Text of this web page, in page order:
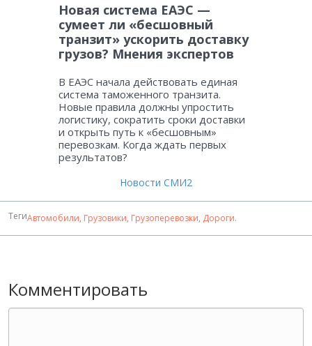
Новая система ЕАЭС —
сумеет ли «бесшовный
транзит» ускорить доставку
грузов? Мнения экспертов
В ЕАЭС начала действовать единая
система таможенного транзита.
Новые правила должны упростить
логистику, сократить сроки доставки
и открыть путь к «бесшовным»
перевозкам. Когда ждать первых
результатов?
Новости СМИ2
ТегиАвтомобили, Грузовики, Грузоперевозки, Дороги.
Комментировать